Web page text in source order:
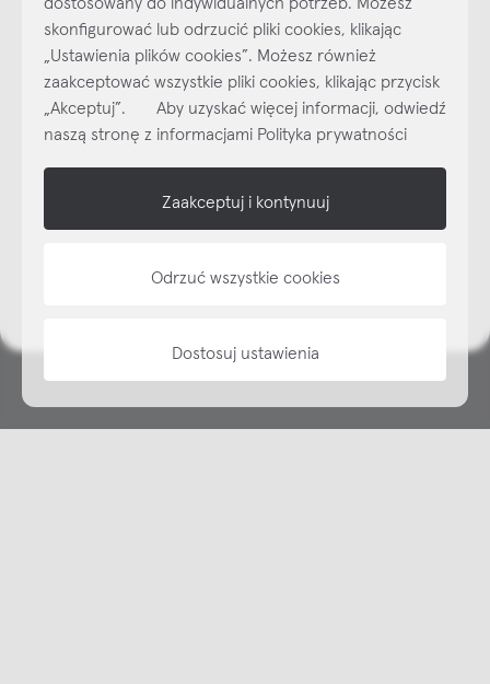
Najlepsze inspiracje i promocje na wyciągnięcie ręki, zapisz się już
dzisiaj do naszego cyklicznego newslettera!
SubskrybujNEWSLETTER
NAP
skonfigurować lub odrzucić pliki cookies, klikając
„Ustawienia plików cookies”. Możesz również
zaakceptować wszystkie pliki cookies, klikając przycisk
„Akceptuj”. Aby uzyskać więcej informacji, odwiedź
naszą stronę z informacjami Polityka prywatności
Zaakceptuj i kontynuuj
Odrzuć wszystkie cookies
Dostosuj ustawienia